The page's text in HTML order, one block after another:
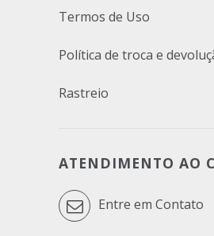
Termos de Uso
Política de troca e
Rastreio
ATENDIMENTO AO
Entre em Contato